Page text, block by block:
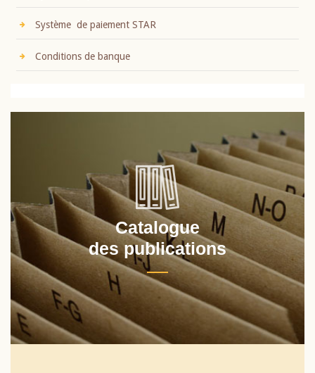
Système de paiement STAR
Conditions de banque
Catalogue
des publications